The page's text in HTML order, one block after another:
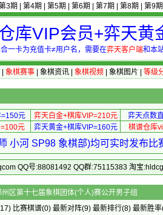
3期 第4期 第5期 第6期 第7期 第8期 第9期
库VIP会员+弈天黄
一卡为充值卡≠用户名，需要在弈天客户端和本
| 象棋赛事| 象棋资讯| 象棋视频 象棋图片 等级
元 弈天白金+棋库VIP=210元 弈天点数
元 弈天黄金+棋库VIP=160元 棋谱仓库
小河 SP98 象棋部)均可实时发布
QQ号:88081492 QQ群:75115383 淘宝
”鄞州区第十七届象棋团体(个人)赛公开
比赛棋谱(0) 最新对阵(9) 最新排行(8) 最新胜率